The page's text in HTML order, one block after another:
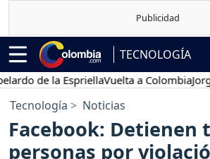
TECNOLOGÍA
de la EspriellaVuelta a ColombiaJorge
Tecnología Noticias
Facebook: Detienen
personas por